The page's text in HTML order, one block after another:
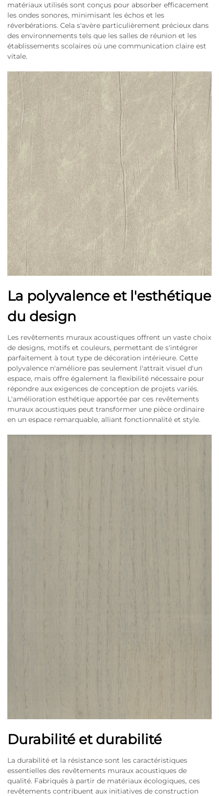
matériaux utilisés sont conçus pour absorber efficacement
les ondes sonores, minimisant les échos et les
réverbérations. Cela s'avère particulièrement précieux dans
des environnements tels que les salles de réunion et les
établissements scolaires où une communication claire est
vitale.
La polyvalence et l'esthétique
du design
Les revêtements muraux acoustiques offrent un vaste choix
de designs, motifs et couleurs, permettant de s'intégrer
parfaitement à tout type de décoration intérieure. Cette
polyvalence n'améliore pas seulement l'attrait visuel d'un
espace, mais offre également la flexibilité nécessaire pour
répondre aux exigences de conception de projets variés.
L'amélioration esthétique apportée par ces revêtements
muraux acoustiques peut transformer une pièce ordinaire
en un espace remarquable, alliant fonctionnalité et style.
Durabilité et durabilité
La durabilité et la résistance sont les caractéristiques
essentielles des revêtements muraux acoustiques de
qualité. Fabriqués à partir de matériaux écologiques, ces
revêtements contribuent aux initiatives de construction